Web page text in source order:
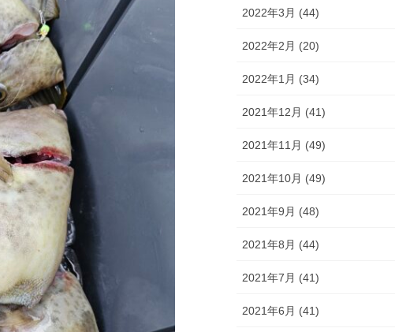
2022年3月 (44)
2022年2月 (20)
2022年1月 (34)
2021年12月 (41)
2021年11月 (49)
2021年10月 (49)
2021年9月 (48)
2021年8月 (44)
2021年7月 (41)
2021年6月 (41)